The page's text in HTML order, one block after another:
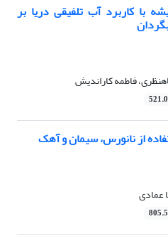
با کاربرد آب تلفیقی دریا بر
فاطمه کاراندیش
از نانورس، سیمان و آهک
عمادی